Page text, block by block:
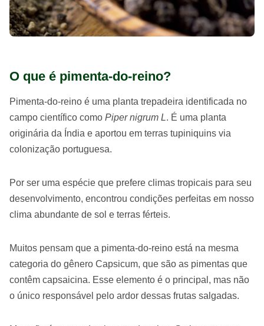
O que é pimenta-do-reino?
Pimenta-do-reino é uma planta trepadeira identificada no
campo científico como Piper nigrum L. É uma planta
originária da Índia e aportou em terras tupiniquins via
colonização portuguesa.
Por ser uma espécie que prefere climas tropicais para seu
desenvolvimento, encontrou condições perfeitas em nosso
clima abundante de sol e terras férteis.
Muitos pensam que a pimenta-do-reino está na mesma
categoria do gênero Capsicum, que são as pimentas que
contêm capsaicina. Esse elemento é o principal, mas não
o único responsável pelo ardor dessas frutas salgadas.